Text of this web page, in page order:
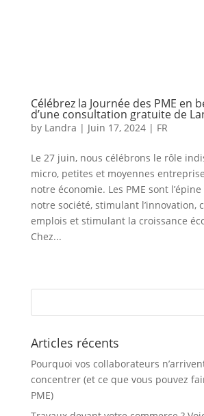
Célébrez la Journée des PME en
d’une consultation gratuite de
by Landra | Juin 17, 2024| FR
Le 27 juin, nous célébrons le rôle
micro, petites et moyennes
notre économie. Les PME sont
notre société, stimulant l’innovation,
emplois et stimulant la croissance
Chez...
Articles récents
Pourquoi vos collaborateurs
concentrer (et ce que vous pouvez
PME)